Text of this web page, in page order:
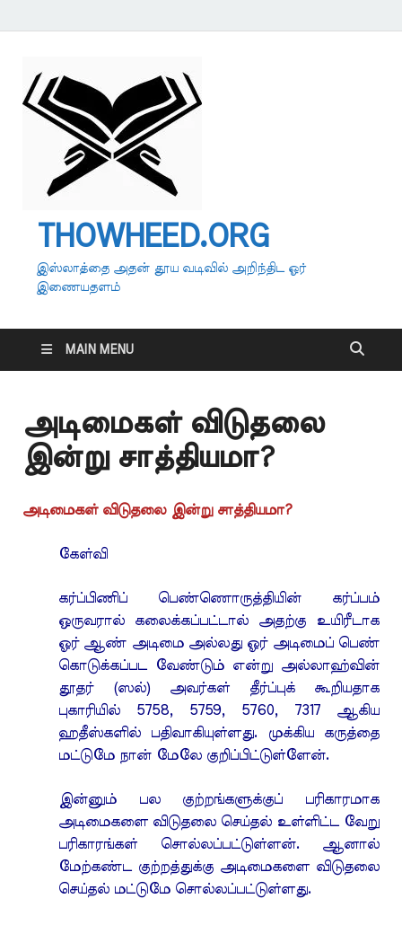
THOWHEED.ORG
இஸ்லாத்தை அதன் தூய வடிவில் அறிந்திட ஓர்
இணையதளம்
MAIN MENU
அடிமைகள் விடுதலை
இன்று சாத்தியமா?
அடிமைகள் விடுதலை இன்று சாத்தியமா?
கேள்வி
கர்ப்பிணிப் பெண்ணொருத்தியின் கர்ப்பம்
ஒருவரால் கலைக்கப்பட்டால் அதற்கு உயிரீடாக
ஓர் ஆண் அடிமை அல்லது ஓர் அடிமைப் பெண்
கொடுக்கப்பட வேண்டும் என்று அல்லாஹ்வின்
தூதர் (ஸல்) அவர்கள் தீர்ப்புக் கூறியதாக
புகாரியில் 5758, 5759, 5760, 7317 ஆகிய
ஹதீஸ்களில் பதிவாகியுள்ளது. முக்கிய கருத்தை
மட்டுமே நான் மேலே குறிப்பிட்டுள்ளேன்.
இன்னும் பல குற்றங்களுக்குப் பரிகாரமாக
அடிமைகளை விடுதலை செய்தல் உள்ளிட்ட வேறு
பரிகாரங்கள் சொல்லப்பட்டுள்ளன். ஆனால்
மேற்கண்ட குற்றத்துக்கு அடிமைகளை விடுதலை
செய்தல் மட்டுமே சொல்லப்பட்டுள்ளது.